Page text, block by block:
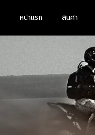
หน้าแรก สินค้า